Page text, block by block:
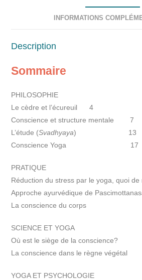
INFORMATIONS
Description
Sommaire
PHILOSOPHIE
Le cèdre et l’écureuil 4
Conscience et structure mentale 7
L’étude (Svadhyaya) 13
Conscience Yoga 17
PRATIQUE
Réduction du stress par le yoga, quoi
Approche ayurvédique de
La conscience du
SCIENCE ET YOGA
Où est le siège de la
La conscience dans le règne
YOGA ET PSYCHOLOGIE